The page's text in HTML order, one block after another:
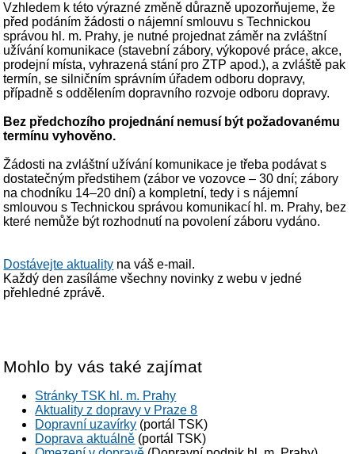
Vzhledem k této výrazné změně důrazně upozorňujeme, že
před podáním žádosti o nájemní smlouvu s Technickou
správou hl. m. Prahy, je nutné projednat záměr na zvláštní
užívání komunikace (stavební zábory, výkopové práce, akce,
prodejní místa, vyhrazená stání pro ZTP apod.), a zvláště pak
termín, se silničním správním úřadem odboru dopravy,
případně s oddělením dopravního rozvoje odboru dopravy.
Bez předchozího projednání nemusí být požadovanému
termínu vyhověno.
Žádosti na zvláštní užívání komunikace je třeba podávat s
dostatečným předstihem (zábor ve vozovce – 30 dní; zábory
na chodníku 14–20 dní) a kompletní, tedy i s nájemní
smlouvou s Technickou správou komunikací hl. m. Prahy, bez
které nemůže být rozhodnutí na povolení záboru vydáno.
Dostávejte aktuality na váš e-mail.
Každý den zasíláme všechny novinky z webu v jedné
přehledné zprávě.
Mohlo by vás také zajímat
Stránky TSK hl. m. Prahy
Aktuality z dopravy v Praze 8
Dopravní uzavírky (portál TSK)
Doprava aktuálně (portál TSK)